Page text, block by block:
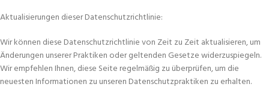
Aktualisierungen dieser Datenschutzrichtlinie:
Wir können diese Datenschutzrichtlinie von Zeit zu Zeit aktualisieren, um
Änderungen unserer Praktiken oder geltenden Gesetze widerzuspiegeln.
Wir empfehlen Ihnen, diese Seite regelmäßig zu überprüfen, um die
neuesten Informationen zu unseren Datenschutzpraktiken zu erhalten.